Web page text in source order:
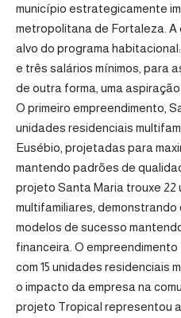
município estrategicamente
metropolitana de Fortaleza.
alvo do programa
e três salários mínimos, para
de outra forma, uma
O primeiro empreendimento,
unidades residenciais
Eusébio, projetadas para
mantendo padrões de
projeto Santa Maria trouxe 22
multifamiliares, demonstrando
modelos de sucesso
financeira. O empreendimento
com 15 unidades residenciais
o impacto da empresa na
projeto Tropical representou